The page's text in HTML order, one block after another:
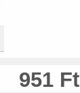
951 Ft